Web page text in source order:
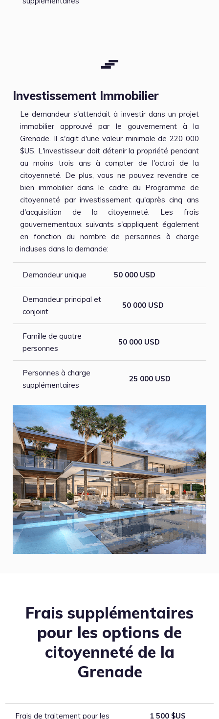
Investissement Immobilier
Le demandeur s'attendait à investir dans un projet
immobilier approuvé par le gouvernement à la
Grenade. Il s'agit d'une valeur minimale de 220 000
$US. L'investisseur doit détenir la propriété pendant
au moins trois ans à compter de l'octroi de la
citoyenneté. De plus, vous ne pouvez revendre ce
bien immobilier dans le cadre du Programme de
citoyenneté par investissement qu'après cinq ans
d'acquisition de la citoyenneté. Les frais
gouvernementaux suivants s'appliquent également
en fonction du nombre de personnes à charge
incluses dans la demande:
Demandeur unique 50 000 USD
Demandeur principal et
conjoint
50 000 USD
Famille de quatre
personnes
50 000 USD
Personnes à charge
supplémentaires
25 000 USD
Frais supplémentaires
pour les options de
citoyenneté de la
Grenade
Frais de traitement pour les 1 500 $US